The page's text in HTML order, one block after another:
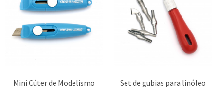
Mini Cúter de Modelismo
Set de gubias para linóleo